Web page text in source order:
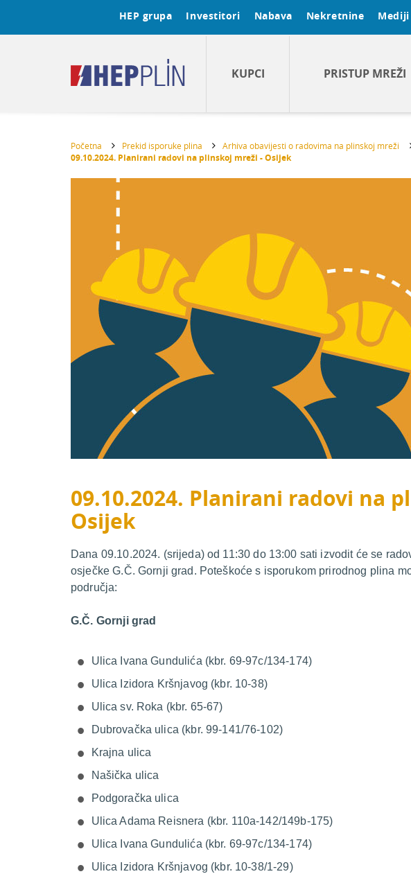
HEP grupa Investitori Nabava Nekretnine Mediji
KUPCI PRISTUP MREŽI
Početna Prekid isporuke plina Arhiva obavijesti o radovima na plinskoj mreži
09.10.2024. Planirani radovi na plinskoj mreži - Osijek
09.10.2024. Planirani radovi na
Osijek
Dana 09.10.2024. (srijeda) od 11:30 do 13:00 sati izvodit će se
osječke G.Č. Gornji grad. Poteškoće s isporukom prirodnog plina
područja:
G.Č. Gornji grad
Ulica Ivana Gundulića (kbr. 69-97c/134-174)
Ulica Izidora Kršnjavog (kbr. 10-38)
Ulica sv. Roka (kbr. 65-67)
Dubrovačka ulica (kbr. 99-141/76-102)
Krajna ulica
Našička ulica
Podgoračka ulica
Ulica Adama Reisnera (kbr. 110a-142/149b-175)
Ulica Ivana Gundulića (kbr. 69-97c/134-174)
Ulica Izidora Kršnjavog (kbr. 10-38/1-29)